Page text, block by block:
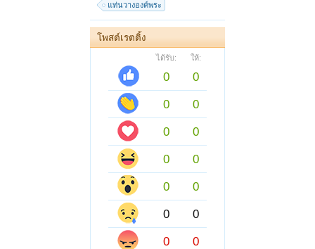
แท่นวางองค์พระ
โพสต์เรตติ้ง
ได้รับ: ให้:
0
0
0
0
0
0
0
0
0
0
0
0
0
0